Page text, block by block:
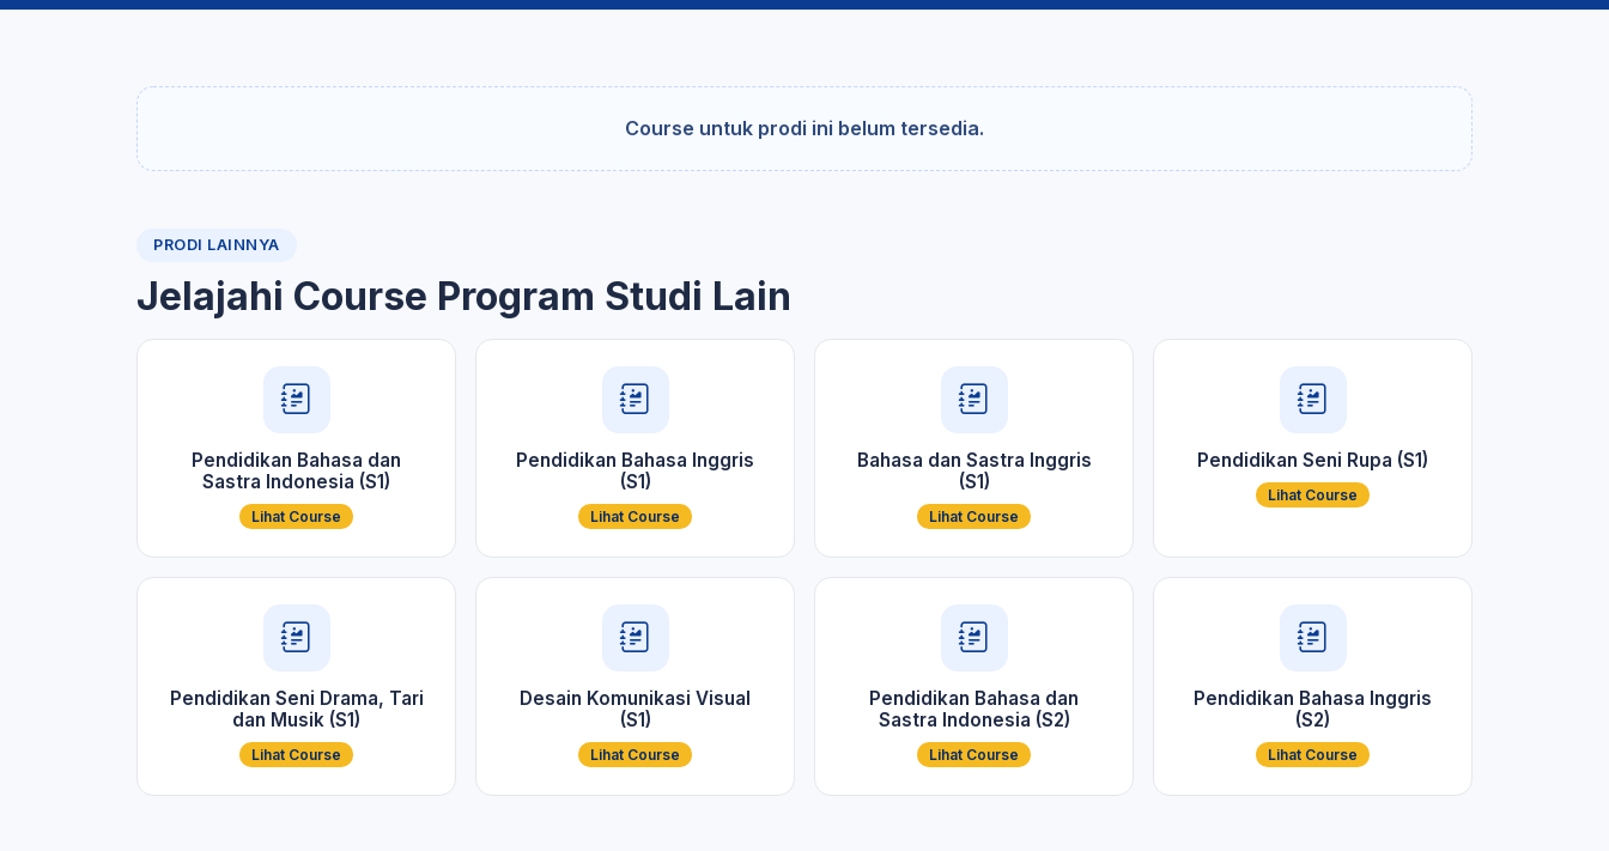
Course untuk prodi ini belum tersedia.
PRODI LAINNYA
Jelajahi Course Program Studi Lain
Pendidikan Bahasa dan
Sastra Indonesia (S1)
Lihat Course
Pendidikan Bahasa Inggris
(S1)
Lihat Course
Bahasa dan Sastra Inggris
(S1)
Lihat Course
Pendidikan Seni Rupa (S1)
Lihat Course
Pendidikan Seni Drama, Tari
dan Musik (S1)
Lihat Course
Desain Komunikasi Visual
(S1)
Lihat Course
Pendidikan Bahasa dan
Sastra Indonesia (S2)
Lihat Course
Pendidikan Bahasa Inggris
(S2)
Lihat Course